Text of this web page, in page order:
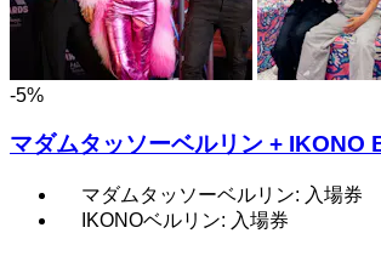
-5%
マダムタッソーベルリン + IKONO
マダムタッソーベルリン: 入場券
IKONOベルリン: 入場券